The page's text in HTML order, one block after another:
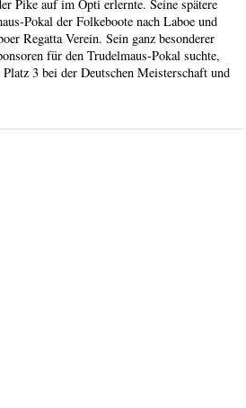
Pike auf im Opti erlernte. Seine spätere
Pokal der Folkeboote nach Laboe und
Regatta Verein. Sein ganz besonderer
für den Trudelmaus-Pokal suchte,
3 bei der Deutschen Meisterschaft und